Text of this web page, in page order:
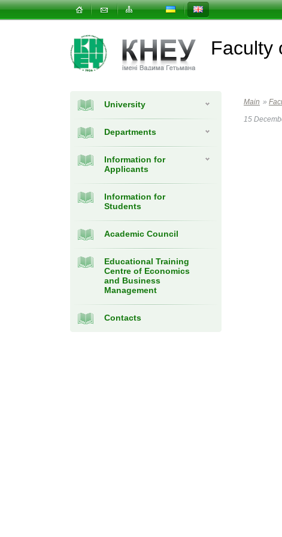
Faculty
University
Departments
Information for
Applicants
Information for
Students
Academic Council
Educational Training
Centre of Economics
and Business
Management
Contacts
Main »
15